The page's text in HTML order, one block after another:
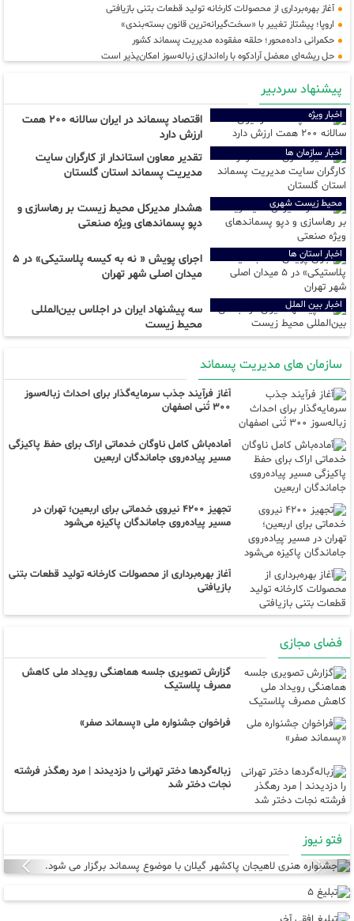
آغاز بهره‌برداری از محصولات کارخانه تولید قطعات بتنی بازیافتی
اروپا؛ پیشتاز تغییر با «سخت‌گیرانه‌ترین قانون بسته‌بندی»
حکمرانی داده‌محور؛ حلقه مفقوده مدیریت پسماند کشور
حل ریشه‌ای معضل آرادکوه با راه‌اندازی زباله‌سوز امکان‌پذیر است
مدیریت پسماند و ساماندهی فاضلاب از مهم‌ترین زیست‌محیطی مازندران است
شهرداری ارومیه عملیات جمع‌آوری پسماندهای رهاشده در حاشیه دریاچه را آغاز کرد
پیش‌بینی جمع‌آوری ۱۲۰۰ تن زباله طی ۱۰ روز خدمت در نجف توسط کارگروه خدمات
شهری شهرداری مشهد
پیشرفت چشمگیر راه دسترسی،سیستم پیش تصفیه و آمادگی کامل تصفیه‌خانه
زباله‌سوز ساری
پیشنهاد سردبیر
اخبار ویژه
اقتصاد پسماند در ایران سالانه ۲۰۰ همت
ارزش دارد
اخبار سازمان ها
تقدیر معاون استاندار از کارگران سایت
مدیریت پسماند استان گلستان
محیط زیست شهری
هشدار مدیرکل محیط زیست بر رهاسازی و
دپو پسماند‌های ویژه صنعتی
اخبار استان ها
اجرای پویش « نه به کیسه پلاستیکی» در ۵
میدان اصلی شهر تهران
اخبار بین الملل
سه پیشنهاد ایران در اجلاس بین‌المللی
محیط زیست
سازمان های مدیریت پسماند
آغاز فرآیند جذب سرمایه‌گذار برای احداث زباله‌سوز
۳۰۰ تُنی اصفهان
آماده‌باش کامل ناوگان خدماتی اراک برای حفظ پاکیزگی
مسیر پیاده‌روی جاماندگان اربعین
تجهیز ۴۲۰۰ نیروی خدماتی برای اربعین؛ تهران در
مسیر پیاده‌روی جاماندگان پاکیزه می‌شود
آغاز بهره‌برداری از محصولات کارخانه تولید قطعات بتنی
بازیافتی
فضای مجازی
گزارش تصویری جلسه هماهنگی رویداد ملی کاهش
مصرف پلاستیک
فراخوان جشنواره ملی «پسماند صفر»
زباله‌گردها دختر تهرانی را دزدیدند | مرد رهگذر فرشته
نجات دختر شد
فتو نیوز
Previous